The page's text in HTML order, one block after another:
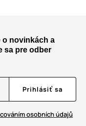
o novinkách a
sa pre odber
Prihlásiť sa
osobních údajů